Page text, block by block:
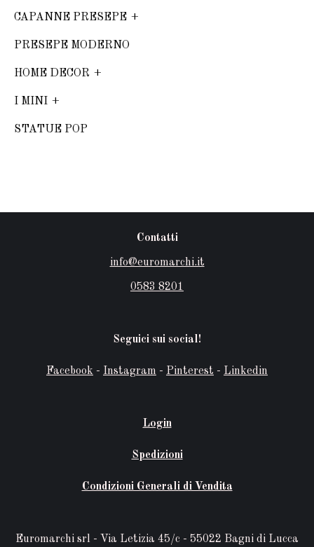
CAPANNE PRESEPE
PRESEPE MODERNO
HOME DECOR
I MINI
STATUE POP
Contatti
info@euromarchi.it
0583 8201
Seguici sui social!
Facebook - Instagram - Pinterest - Linkedin
Login
Spedizioni
Condizioni Generali di Vendita
Euromarchi srl - Via Letizia 45/c - 55022 Bagni di Lucca